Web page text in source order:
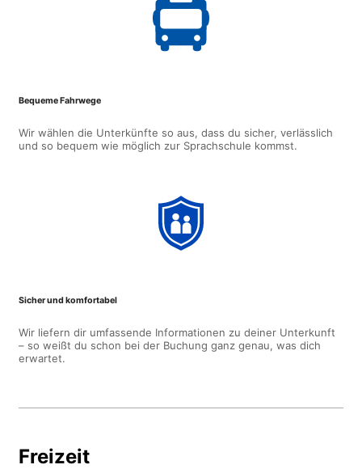
Bequeme Fahrwege
Wir wählen die Unterkünfte so aus, dass du sicher, verlässlich
und so bequem wie möglich zur Sprachschule kommst.
Sicher und komfortabel
Wir liefern dir umfassende Informationen zu deiner Unterkunft
– so weißt du schon bei der Buchung ganz genau, was dich
erwartet.
Freizeit